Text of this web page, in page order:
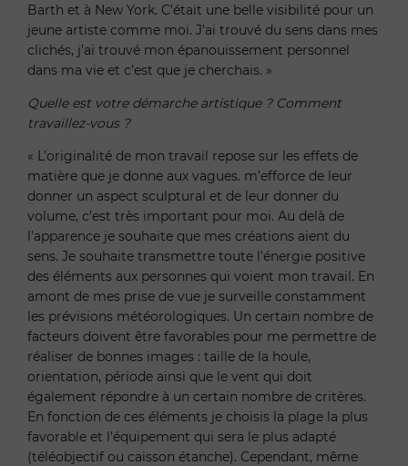
Barth et à New York. C’était une belle visibilité pour un
jeune artiste comme moi. J’ai trouvé du sens dans mes
clichés, j’ai trouvé mon épanouissement personnel
dans ma vie et c’est que je cherchais. »
Quelle est votre démarche artistique ? Comment
travaillez-vous ?
« L’originalité de mon travail repose sur les effets de
matière que je donne aux vagues. m’efforce de leur
donner un aspect sculptural et de leur donner du
volume, c’est très important pour moi. Au delà de
l’apparence je souhaite que mes créations aient du
sens. Je souhaite transmettre toute l’énergie positive
des éléments aux personnes qui voient mon travail. En
amont de mes prise de vue je surveille constamment
les prévisions météorologiques. Un certain nombre de
facteurs doivent être favorables pour me permettre de
réaliser de bonnes images : taille de la houle,
orientation, période ainsi que le vent qui doit
également répondre à un certain nombre de critères.
En fonction de ces éléments je choisis la plage la plus
favorable et l’équipement qui sera le plus adapté
(téléobjectif ou caisson étanche). Cependant, même